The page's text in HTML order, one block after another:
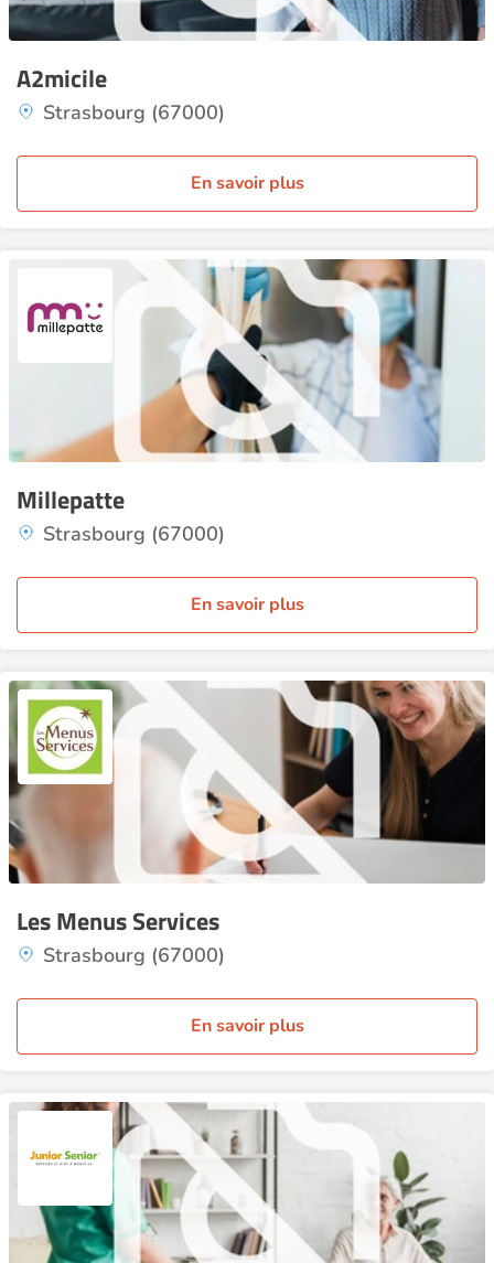
A2micile
Strasbourg (67000)
En savoir plus
Millepatte
Strasbourg (67000)
En savoir plus
Les Menus Services
Strasbourg (67000)
En savoir plus